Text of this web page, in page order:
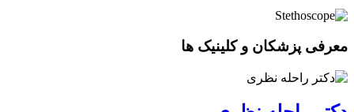
معرفی پزشکان و کلینیک ها